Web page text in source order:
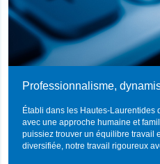
Professionnalisme,
Établi dans les Hautes-
avec une approche humaine et
puissiez trouver un équilibre travail
diversifiée, notre travail rigoureux